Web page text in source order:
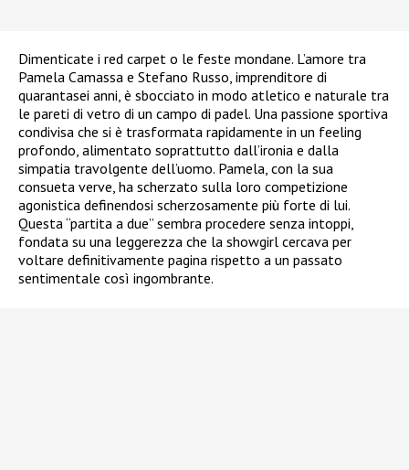
Dimenticate i red carpet o le feste mondane. L’amore tra
Pamela Camassa e Stefano Russo, imprenditore di
quarantasei anni, è sbocciato in modo atletico e naturale tra
le pareti di vetro di un campo di padel. Una passione sportiva
condivisa che si è trasformata rapidamente in un feeling
profondo, alimentato soprattutto dall’ironia e dalla
simpatia travolgente dell’uomo. Pamela, con la sua
consueta verve, ha scherzato sulla loro competizione
agonistica definendosi scherzosamente più forte di lui.
Questa “partita a due” sembra procedere senza intoppi,
fondata su una leggerezza che la showgirl cercava per
voltare definitivamente pagina rispetto a un passato
sentimentale così ingombrante.